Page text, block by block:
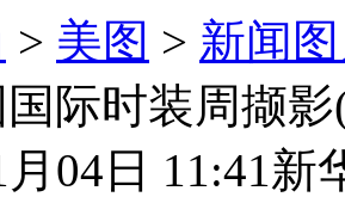
> 美图 > 新闻
国际时装周撷
04日 11:41新